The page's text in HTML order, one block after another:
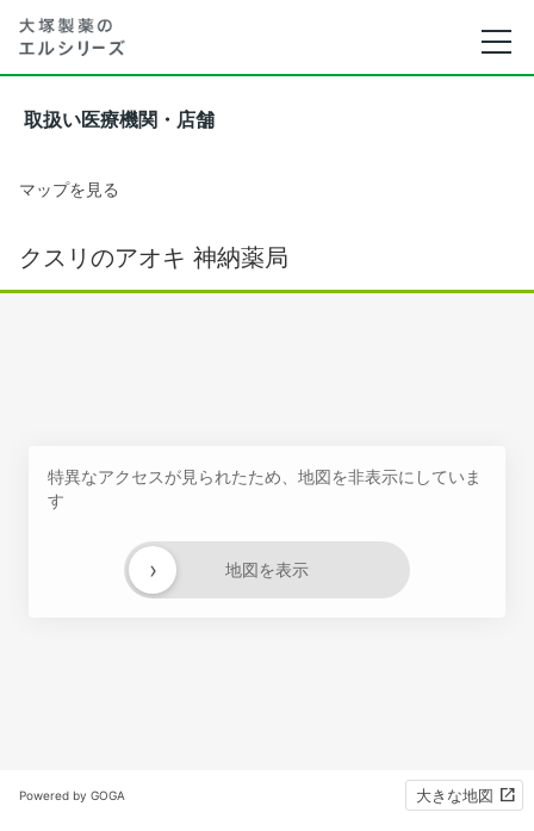
取扱い医療機関・店舗
マップを見る
クスリのアオキ 神納薬局
特異なアクセスが見られたため、地図を非表示にしていま
す
地図を表示
›
Powered by GOGA 大きな地図